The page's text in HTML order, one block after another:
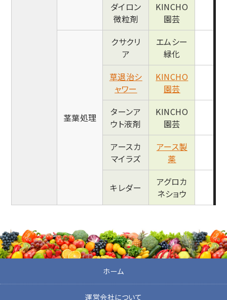
ダイロン
微粒剤
KINCHO
園芸
茎葉処理
クサクリ
ア
エムシー
緑化
草退治シ
ャワー
KINCHO
園芸
ターンア
ウト液剤
KINCHO
園芸
アースカ
マイラズ
アース製
薬
キレダー
アグロカ
ネショウ
ホーム
運営会社について